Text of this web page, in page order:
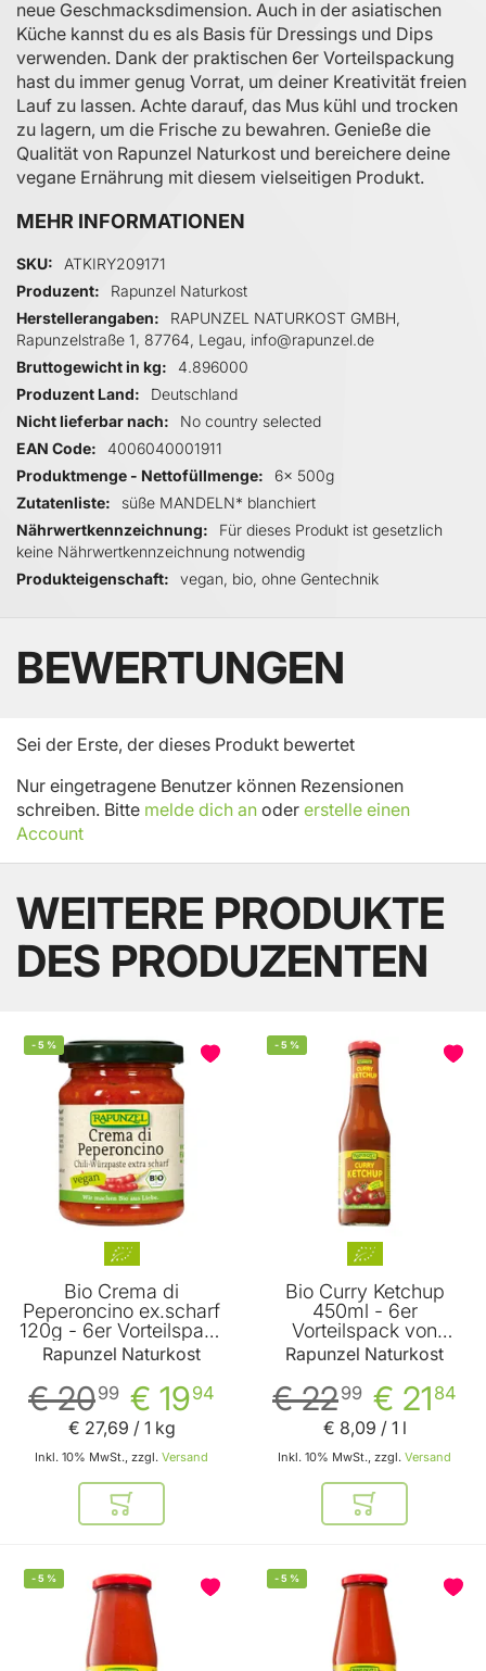
neue Geschmacksdimension. Auch in der asiatischen
Küche kannst du es als Basis für Dressings und Dips
verwenden. Dank der praktischen 6er Vorteilspackung
hast du immer genug Vorrat, um deiner Kreativität freien
Lauf zu lassen. Achte darauf, das Mus kühl und trocken
zu lagern, um die Frische zu bewahren. Genieße die
Qualität von Rapunzel Naturkost und bereichere deine
vegane Ernährung mit diesem vielseitigen Produkt.
MEHR INFORMATIONEN
Mehr Informationen
SKU
ATKIRY209171
Produzent
Rapunzel Naturkost
Herstellerangaben
RAPUNZEL NATURKOST GMBH,
Rapunzelstraße 1, 87764, Legau, info@rapunzel.de
Bruttogewicht in kg
4.896000
Produzent Land
Deutschland
Nicht lieferbar nach
No country selected
EAN Code
4006040001911
Produktmenge - Nettofüllmenge
6x 500g
Zutatenliste
süße MANDELN* blanchiert
Nährwertkennzeichnung
Für dieses Produkt ist gesetzlich
keine Nährwertkennzeichnung notwendig
Produkteigenschaft
vegan, bio, ohne Gentechnik
BEWERTUNGEN
Sei der Erste, der dieses Produkt bewertet
Nur eingetragene Benutzer können Rezensionen
schreiben. Bitte melde dich an oder erstelle einen
Account
WEITERE PRODUKTE
DES PRODUZENTEN
-5 %
Bio Crema di
Peperoncino ex.scharf
120g - 6er Vorteilspack
von Rapunzel
Rapunzel Naturkost
€ 1994
€ 2099
Inkl. 10% MwSt., zzgl. Versand
€ 27,69 / 1 kg
In den Warenkorb
-5 %
Bio Curry Ketchup
450ml - 6er
Vorteilspack von
Rapunzel
Rapunzel Naturkost
€ 21 84
€ 2299
Inkl. 10% MwSt., zzgl. Versand
€ 8,09 / 1 l
In den
-5 %
-5 %